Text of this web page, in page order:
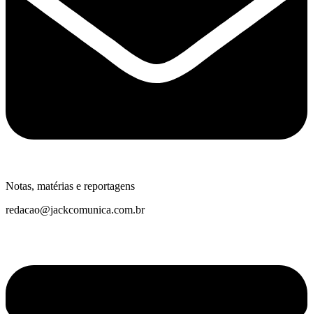
Notas, matérias e reportagens
redacao@jackcomunica.com.br